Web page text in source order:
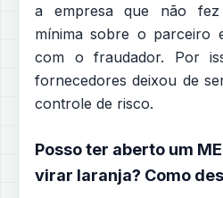
a empresa que não fez
mínima sobre o parceiro
com o fraudador. Por
fornecedores deixou de
controle de risco.
Posso ter aberto um
virar laranja? Como